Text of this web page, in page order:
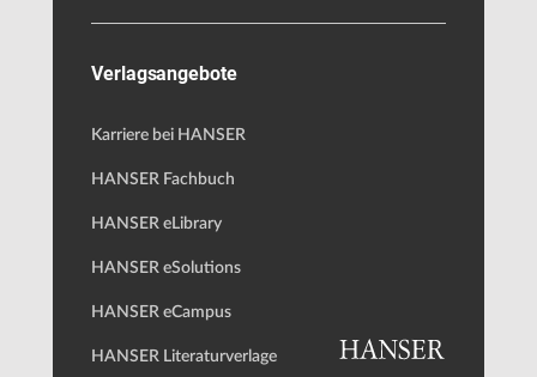
Verlagsangebote
Karriere bei HANSER
HANSER Fachbuch
HANSER eLibrary
HANSER eSolutions
HANSER eCampus
HANSER Literaturverlage